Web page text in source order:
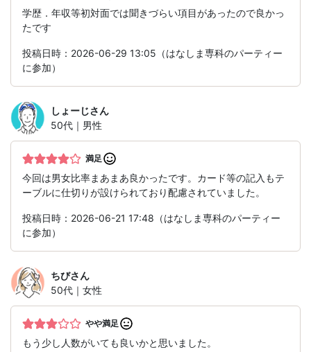
学歴．年収等初対面では聞きづらい項目があったので良かっ
たです
投稿日時：2026-06-29 13:05（はなしま専科のパーティー
に参加）
しょーじさん
50代｜男性
満足
今回は男女比率まあまあ良かったです。カード等の記入もテ
ーブルに仕切りが設けられており配慮されていました。
投稿日時：2026-06-21 17:48（はなしま専科のパーティー
に参加）
ちびさん
50代｜女性
やや満足
もう少し人数がいても良いかと思いました。